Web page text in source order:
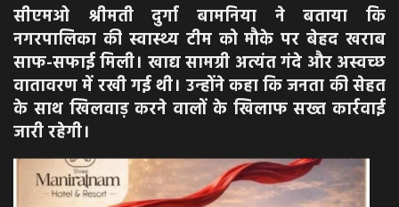
सीएमओ श्रीमती दुर्गा बामनिया ने बताया कि
नगरपालिका की स्वास्थ्य टीम को मौके पर बेहद खराब
साफ-सफाई मिली। खाद्य सामग्री अत्यंत गंदे और अस्वच्छ
वातावरण में रखी गई थी। उन्होंने कहा कि जनता की सेहत
के साथ खिलवाड़ करने वालों के खिलाफ सख्त कार्रवाई
जारी रहेगी।